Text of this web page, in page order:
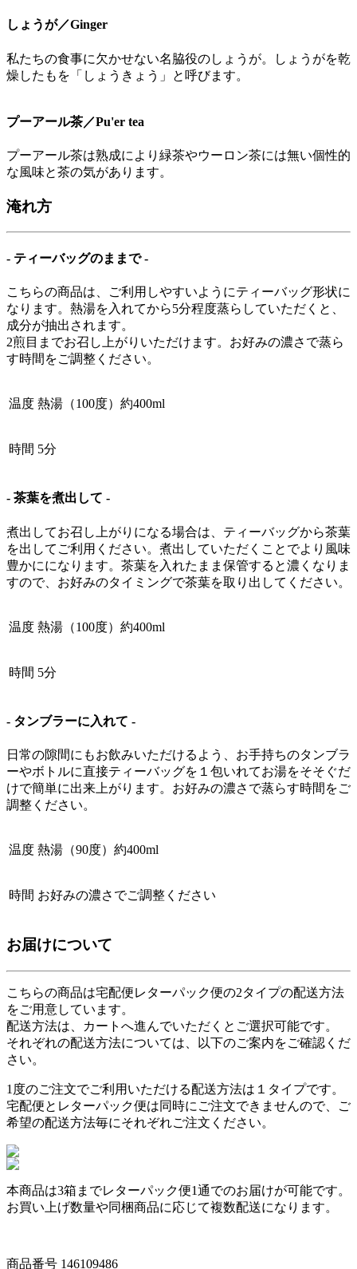
しょうが／Ginger
私たちの食事に欠かせない名脇役のしょうが。しょうがを乾
燥したもを「しょうきょう」と呼びます。
プーアール茶／Pu'er tea
プーアール茶は熟成により緑茶やウーロン茶には無い個性的
な風味と茶の気があります。
淹れ方
- ティーバッグのままで -
こちらの商品は、ご利用しやすいようにティーバッグ形状に
なります。熱湯を入れてから5分程度蒸らしていただくと、
成分が抽出されます。
2煎目までお召し上がりいただけます。お好みの濃さで蒸ら
す時間をご調整ください。
温度 熱湯（100度）約400ml
時間 5分
- 茶葉を煮出して -
煮出してお召し上がりになる場合は、ティーバッグから茶葉
を出してご利用ください。煮出していただくことでより風味
豊かにになります。茶葉を入れたまま保管すると濃くなりま
すので、お好みのタイミングで茶葉を取り出してください。
温度 熱湯（100度）約400ml
時間 5分
- タンブラーに入れて -
日常の隙間にもお飲みいただけるよう、お手持ちのタンブラ
ーやボトルに直接ティーバッグを１包いれてお湯をそそぐだ
けで簡単に出来上がります。お好みの濃さで蒸らす時間をご
調整ください。
温度 熱湯（90度）約400ml
時間 お好みの濃さでご調整ください
お届けについて
こちらの商品は宅配便レターパック便の2タイプの配送方法
をご用意しています。
配送方法は、カートへ進んでいただくとご選択可能です。
それぞれの配送方法については、以下のご案内をご確認くだ
さい。
1度のご注文でご利用いただける配送方法は１タイプです。
宅配便とレターパック便は同時にご注文できませんので、ご
希望の配送方法毎にそれぞれご注文ください。
本商品は3箱までレターパック便1通でのお届けが可能です。
お買い上げ数量や同梱商品に応じて複数配送になります。
商品番号 146109486